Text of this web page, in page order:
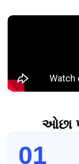
ઓછા
01